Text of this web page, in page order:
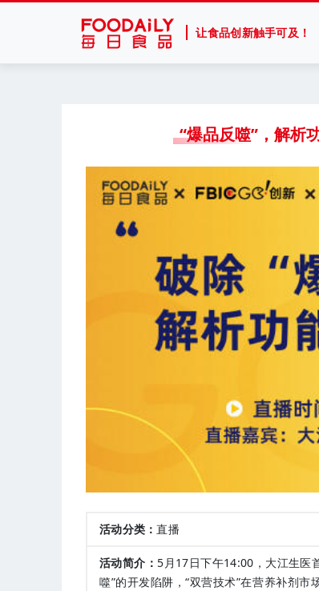
让食品创新触手可及！
“爆品反噬”，解析
活动分类：直播
活动简介： 5月17日下午14:00，大江生医
噬”的开发陷阱，“双营技术”在营养补剂